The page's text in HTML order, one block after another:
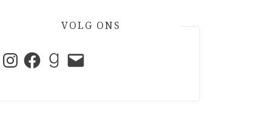
VOLG ONS
InstagramFacebookGoodreads
E-
mail